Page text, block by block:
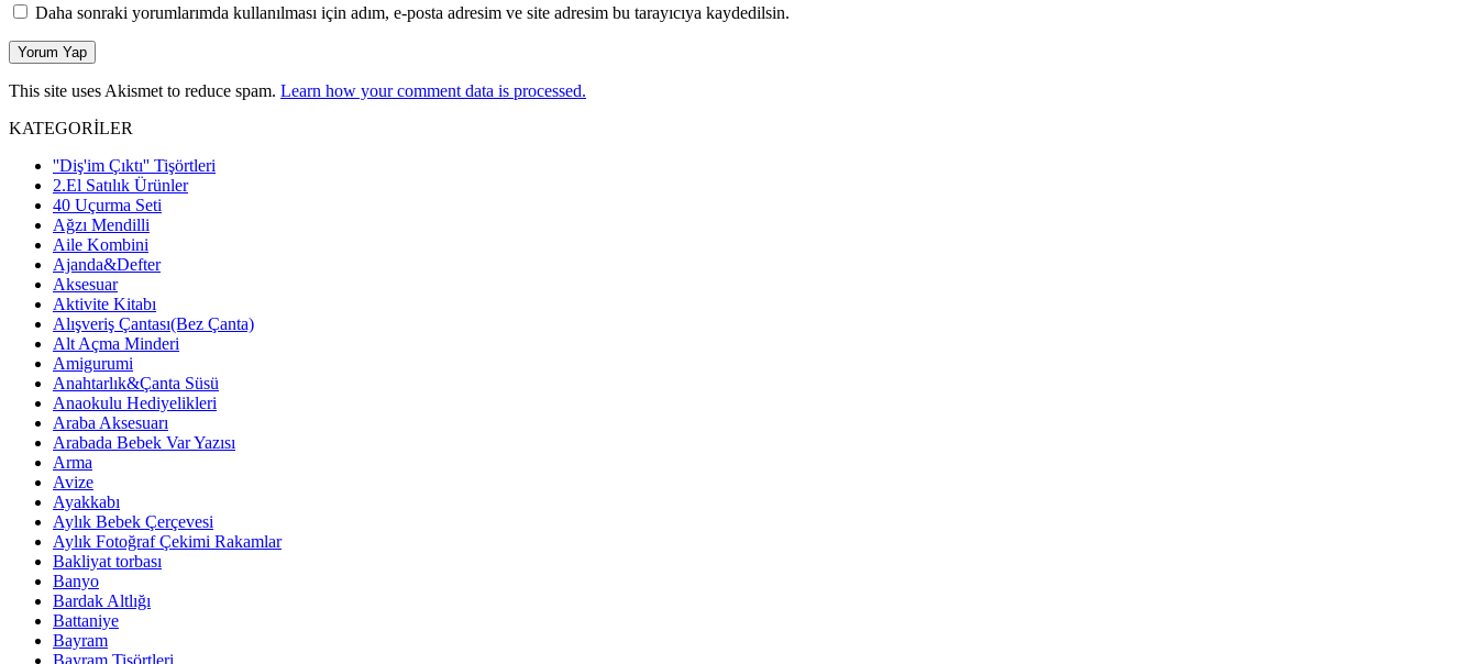
Daha sonraki yorumlarımda kullanılması için adım, e-posta adresim ve site adresim bu tarayıcıya kaydedilsin.
This site uses Akismet to reduce spam. Learn how your comment data is processed.
KATEGORİLER
''Diş'im Çıktı'' Tişörtleri
2.El Satılık Ürünler
40 Uçurma Seti
Ağzı Mendilli
Aile Kombini
Ajanda&Defter
Aksesuar
Aktivite Kitabı
Alışveriş Çantası(Bez Çanta)
Alt Açma Minderi
Amigurumi
Anahtarlık&Çanta Süsü
Anaokulu Hediyelikleri
Araba Aksesuarı
Arabada Bebek Var Yazısı
Arma
Avize
Ayakkabı
Aylık Bebek Çerçevesi
Aylık Fotoğraf Çekimi Rakamlar
Bakliyat torbası
Banyo
Bardak Altlığı
Battaniye
Bayram